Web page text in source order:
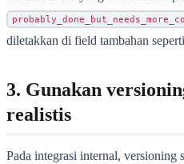
diletakkan di field tambahan seperti
3. Gunakan
realistis
Pada integrasi internal, versioning